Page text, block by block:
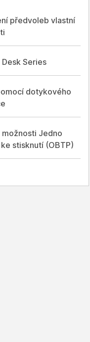
předvoleb vlastní
Desk Series
dotykového
možnosti Jedno
stisknutí (OBTP)